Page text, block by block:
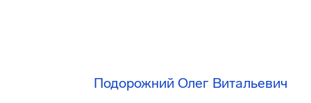
Подорожний Олег Витальевич